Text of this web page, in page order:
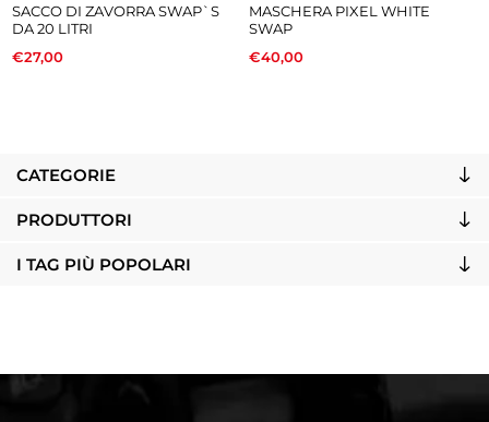
CATEGORIE
PRODUTTORI
I TAG PIÙ POPOLARI
SACCO DI ZAVORRA SWAP`S
DA 20 LITRI
€27,00
MASCHERA PIXEL WHITE
SWAP
€40,00